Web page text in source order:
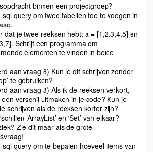
binnen een projectgroep?
sql query om twee tabellen toe te voegen in
dat je twee reeksen hebt: a = [1,2,3,4,5] en
Schrijf een programma om
elementen te vinden in beide
aan vraag 8) Kun je dit schrijven zonder
te gebruiken?
aan vraag 8) Als ik de reeksen verkort,
verschil uitmaken in je code? Kun je
schrijven als de reeksen korter zijn?
‘ArrayList’ en ‘Set’ van elkaar?
Zie dit maar als de grote
sql query om te bepalen hoeveel items van